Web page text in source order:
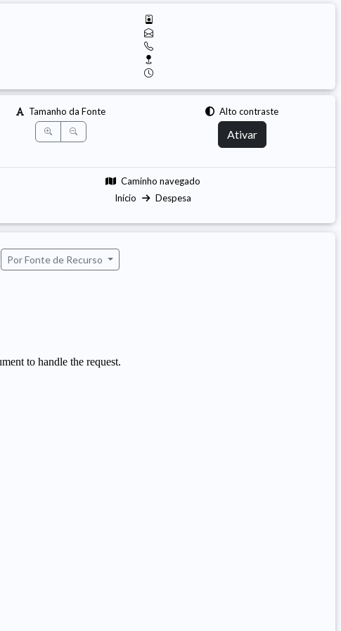
Tamanho da Fonte Alto contraste
Ativar
Caminho navegado
Início
Despesa
Por Fonte de Recurso